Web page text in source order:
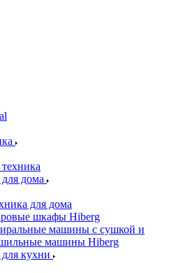
дома
для дома
шкафы Hiberg
машины с сушкой и
машины Hiberg
кухни